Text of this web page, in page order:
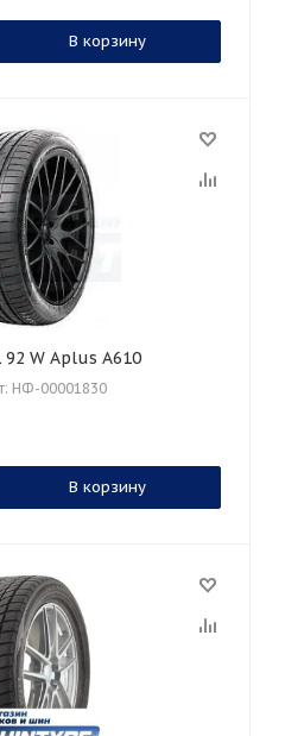
В корзину
XL 92 W Aplus A610
НФ-00001830
В корзину